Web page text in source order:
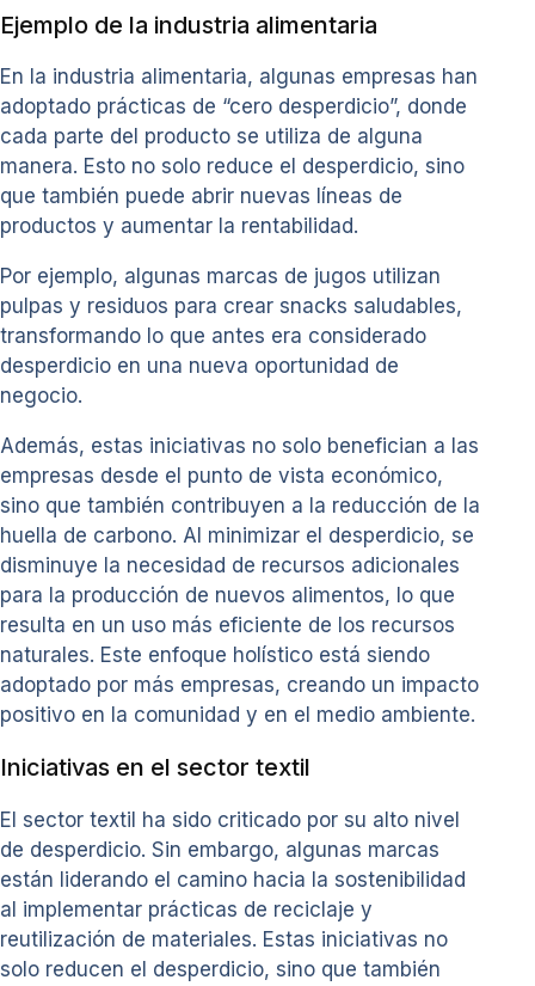
Ejemplo de la industria alimentaria
En la industria alimentaria, algunas empresas han
adoptado prácticas de “cero desperdicio”, donde
cada parte del producto se utiliza de alguna
manera. Esto no solo reduce el desperdicio, sino
que también puede abrir nuevas líneas de
productos y aumentar la rentabilidad.
Por ejemplo, algunas marcas de jugos utilizan
pulpas y residuos para crear snacks saludables,
transformando lo que antes era considerado
desperdicio en una nueva oportunidad de
negocio.
Además, estas iniciativas no solo benefician a las
empresas desde el punto de vista económico,
sino que también contribuyen a la reducción de la
huella de carbono. Al minimizar el desperdicio, se
disminuye la necesidad de recursos adicionales
para la producción de nuevos alimentos, lo que
resulta en un uso más eficiente de los recursos
naturales. Este enfoque holístico está siendo
adoptado por más empresas, creando un impacto
positivo en la comunidad y en el medio ambiente.
Iniciativas en el sector textil
El sector textil ha sido criticado por su alto nivel
de desperdicio. Sin embargo, algunas marcas
están liderando el camino hacia la sostenibilidad
al implementar prácticas de reciclaje y
reutilización de materiales. Estas iniciativas no
solo reducen el desperdicio, sino que también